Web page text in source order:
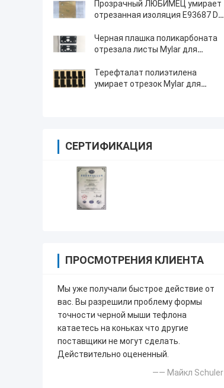
Прозрачный ЛЮБИМЕЦ умирает
отрезанная изоляция E93687 D17
Черная плашка поликарбоната
отрезала листы Mylar для
Терефталат полиэтилена
умирает отрезок Mylar для
СЕРТИФИКАЦИЯ
ПРОСМОТРЕНИЯ КЛИЕНТА
Мы уже получали быстрое действие от
вас. Вы разрешили проблему формы
точности черной мыши тефлона
катаетесь на коньках что другие
поставщики не могут сделать.
Действительно оцененный.
—— Майкл Schuler